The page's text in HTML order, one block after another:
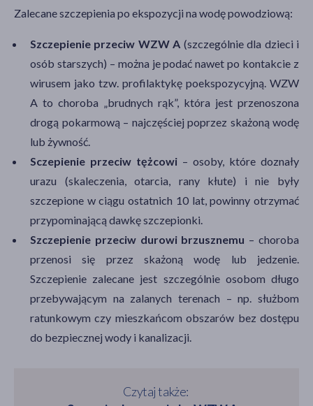
Zalecane szczepienia po ekspozycji na wodę powodziową:
Szczepienie przeciw WZW A (szczególnie dla dzieci i
osób starszych) – można je podać nawet po kontakcie z
wirusem jako tzw. profilaktykę poekspozycyjną. WZW
A to choroba „brudnych rąk”, która jest przenoszona
drogą pokarmową – najczęściej poprzez skażoną wodę
lub żywność.
Sczepienie przeciw tężcowi – osoby, które doznały
urazu (skaleczenia, otarcia, rany kłute) i nie były
szczepione w ciągu ostatnich 10 lat, powinny otrzymać
przypominającą dawkę szczepionki.
Szczepienie przeciw durowi brzusznemu – choroba
przenosi się przez skażoną wodę lub jedzenie.
Szczepienie zalecane jest szczególnie osobom długo
przebywającym na zalanych terenach – np. służbom
ratunkowym czy mieszkańcom obszarów bez dostępu
do bezpiecznej wody i kanalizacji.
Czytaj także: